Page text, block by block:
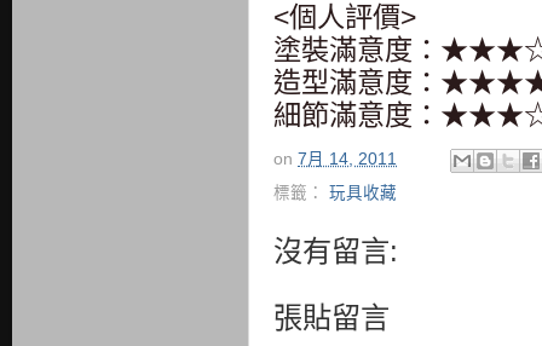
<個人評價>
塗裝滿意度：★★★
造型滿意度：★★★
細節滿意度：★★★
on 7月 14, 2011
標籤： 玩具收藏
沒有留言:
張貼留言